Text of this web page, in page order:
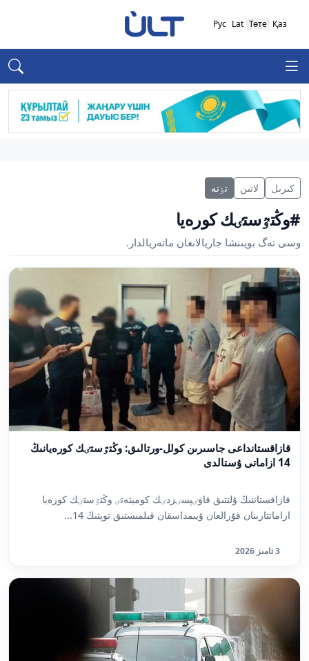
Қаз
Төте
Lat
Рус
كىرىل لاتىن تٶتە
#وڭتٷستٸك كورەيا
وسى تەگ بويىنشا جاريالانعان ماتەريالدار.
قازاقستانداعى جاسىرىن كولل-ورتالىق: وڭتٷستٸك كورەيانىڭ
14 ازاماتى ۇستالدى
قازاقستاننىڭ ۇلتتىق قاۋٸپسٸزدٸك كوميتەتٸ وڭتٷستٸك كورەيا
ازاماتتارىنان قۇرالعان ۇيىمداسقان قىلمىستىق توپتىڭ 14...
3 تامىز 2026